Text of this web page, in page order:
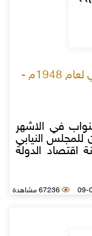
محاضر جلسات مجلس النواب السوري لعام 1948م -
في الاشهر
1948م وكان للمجلس النيابي
اقتصاد الدولة
67236 مشاهدة